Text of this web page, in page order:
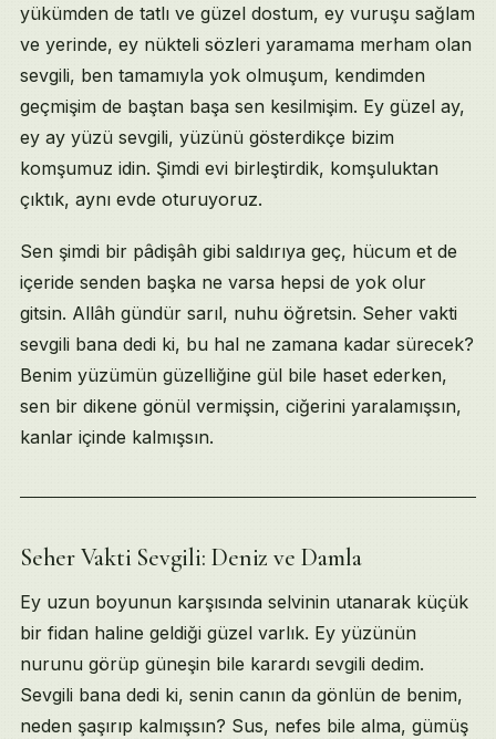
yükümden de tatlı ve güzel dostum, ey vuruşu sağlam
ve yerinde, ey nükteli sözleri yaramama merham olan
sevgili, ben tamamıyla yok olmuşum, kendimden
geçmişim de baştan başa sen kesilmişim. Ey güzel ay,
ey ay yüzü sevgili, yüzünü gösterdikçe bizim
komşumuz idin. Şimdi evi birleştirdik, komşuluktan
çıktık, aynı evde oturuyoruz.
Sen şimdi bir pâdişâh gibi saldırıya geç, hücum et de
içeride senden başka ne varsa hepsi de yok olur
gitsin. Allâh gündür sarıl, nuhu öğretsin. Seher vakti
sevgili bana dedi ki, bu hal ne zamana kadar sürecek?
Benim yüzümün güzelliğine gül bile haset ederken,
sen bir dikene gönül vermişsin, ciğerini yaralamışsın,
kanlar içinde kalmışsın.
Seher Vakti Sevgili: Deniz ve Damla
Ey uzun boyunun karşısında selvinin utanarak küçük
bir fidan haline geldiği güzel varlık. Ey yüzünün
nurunu görüp güneşin bile karardı sevgili dedim.
Sevgili bana dedi ki, senin canın da gönlün de benim,
neden şaşırıp kalmışsın? Sus, nefes bile alma, gümüş